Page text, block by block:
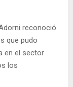
reconoció
que pudo
en el sector
los